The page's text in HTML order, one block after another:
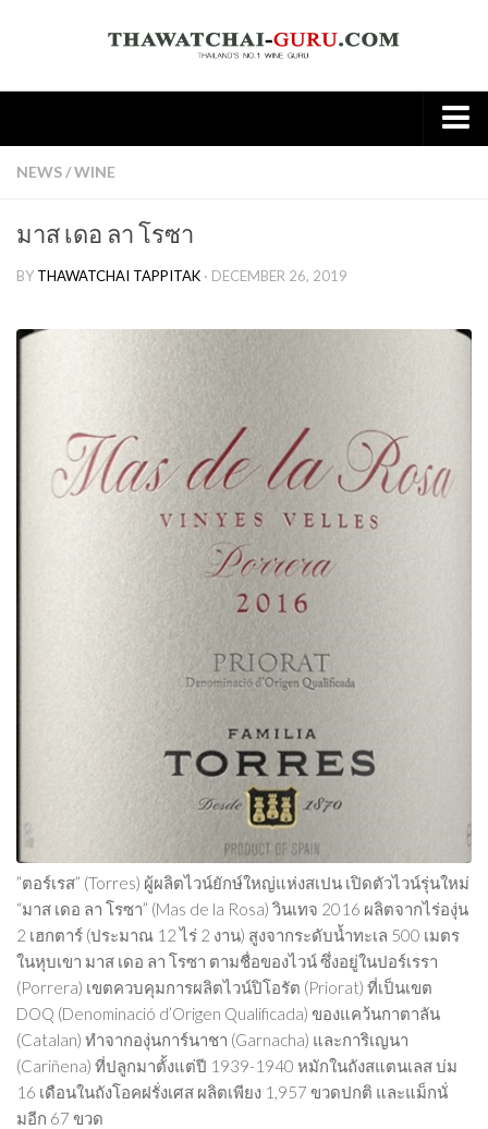
Home
Wine
Old World
Wine & Food
Spirit
NEWS/WINE
มาส เดอ ลา โรซา
BY THAWATCHAI TAPPITAK · DECEMBER 26, 2019
”ตอร์เรส” (Torres) ผู้ผลิตไวน์ยักษ์ใหญ่แห่งสเปน เปิดตัวไวน์รุ่นใหม่
“มาส เดอ ลา โรซา” (Mas de la Rosa) วินเทจ 2016 ผลิตจากไร่องุ่น
2 เฮกตาร์ (ประมาณ 12 ไร่ 2 งาน) สูงจากระดับน้ำทะเล 500 เมตร
ในหุบเขา มาส เดอ ลา โรซา ตามชื่อของไวน์ ซึ่งอยู่ในปอร์เรรา
(Porrera) เขตควบคุมการผลิตไวน์ปิโอรัต (Priorat) ที่เป็นเขต
DOQ (Denominació d’Origen Qualificada) ของแคว้นกาตาลัน
(Catalan) ทำจากองุ่นการ์นาชา (Garnacha) และการิเญนา
(Cariñena) ที่ปลูกมาตั้งแต่ปี 1939-1940 หมักในถังสแตนเลส บ่ม
16 เดือนในถังโอคฝรั่งเศส ผลิตเพียง 1,957 ขวดปกติ และแม็กนั่
มอีก 67 ขวด